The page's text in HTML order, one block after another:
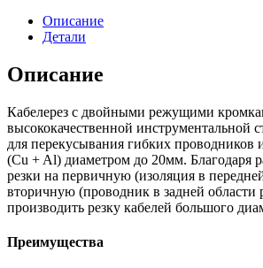
Описание
Детали
Описание
Кабелерез с двойными режущими
высококачественной инструментальной
для перекусывания гибких проводников
(Cu + Al) диаметром до 20мм. Благодаря
резки на первичную (изоляция в
вторичную (проводник в задней области
производить резку кабелей большого
Преимущества